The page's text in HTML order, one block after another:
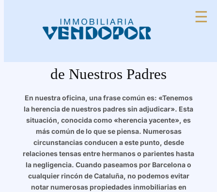
al
contenido
☰
Las Herencias Sin Resolver
de Nuestros Padres
En nuestra oficina, una frase común es: «Tenemos
la herencia de nuestros padres sin adjudicar». Esta
situación, conocida como «herencia yacente», es
más común de lo que se piensa. Numerosas
circunstancias conducen a este punto, desde
relaciones tensas entre hermanos o parientes hasta
la negligencia. Cuando paseamos por Barcelona o
cualquier rincón de Cataluña, no podemos evitar
notar numerosas propiedades inmobiliarias en